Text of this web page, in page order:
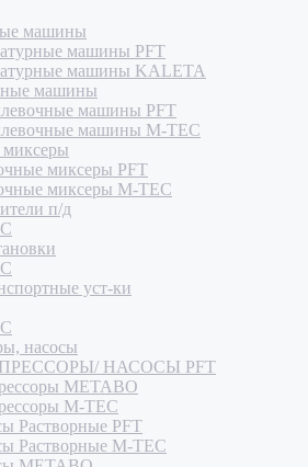
машины
машины PFT
машины KALETA
машины
машины PFT
машины M-TEC
миксеры PFT
миксеры M-TEC
п/д
уст-ки
насосы
НАСОСЫ PFT
METABO
M-TEC
Растворные PFT
Растворные M-TEC